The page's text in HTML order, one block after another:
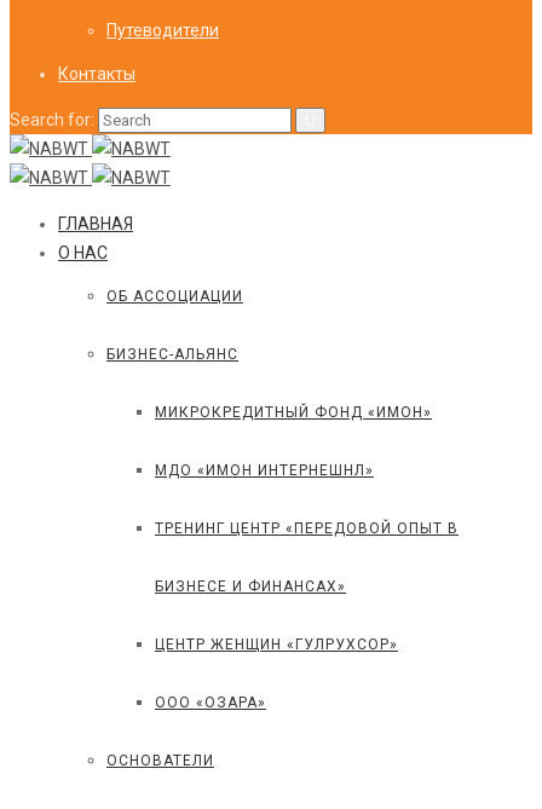
Путеводители
Контакты
Search for:
ГЛАВНАЯ
О НАС
ОБ АССОЦИАЦИИ
БИЗНЕС-АЛЬЯНС
МИКРОКРЕДИТНЫЙ ФОНД «ИМОН»
МДО «ИМОН ИНТЕРНЕШНЛ»
ТРЕНИНГ ЦЕНТР «ПЕРЕДОВОЙ ОПЫТ В
БИЗНЕСЕ И ФИНАНСАХ»
ЦЕНТР ЖЕНЩИН «ГУЛРУХСОР»
ООО «ОЗАРА»
ОСНОВАТЕЛИ